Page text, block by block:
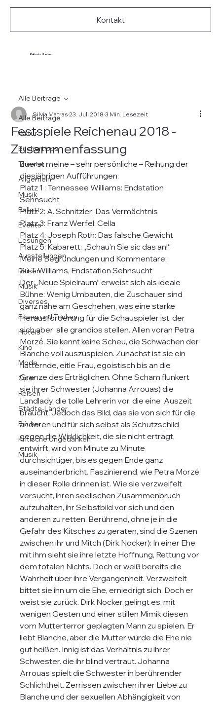
Kultur ist Leben
Kontakt
Alle Beiträge
Kultur
Büchertipps
Theater
Allgemein
Musik
Ballett
Events
Lesungen
Ausstellungen
Reisen
Musik
Diverses
Essen und Trinken
Hotels
Kino
Mode
Oper
Reisen
Städte-Länder
Bücher
Kritische Ungedanken
Musik
Alle Beiträge
Festspiele Reichenau 2018 -
Zusammenfassung
Silvia Matras 23. Juli 2018 3 Min. Lesezeit
Zuerst meine – sehr persönliche – Reihung der
diesjährigen Aufführungen:
Platz 1 : Tennessee Williams: Endstation
Sehnsucht
Platz 2: A. Schnitzler: Das Vermächtnis
Platz 3: Franz Werfel: Cella
Platz 4: Joseph Roth: Das falsche Gewicht
Platz 5: Kabarett: „Schau’n Sie sic das an!“
Meine Begründungen und Kommentare:
Zu T. Williams, Endstation Sehnsucht
Der „Neue Spielraum“ erweist sich als ideale
Bühne: Wenig Umbauten, die Zuschauer sind
ganz nahe am Geschehen, was eine starke
Herausforderung für die Schauspieler ist, der
sich aber  alle grandios stellen. Allen voran Petra
Morzé. Sie kennt keine Scheu, die Schwächen der
Blanche voll auszuspielen. Zunächst ist sie ein
flatternde, eitle Frau, egoistisch bis an die
Grenze des Erträglichen. Ohne Scham flunkert
sie ihrer Schwester (Johanna Arrouas) die
Landlady, die tolle Lehrerin vor, die eine  Auszeit
braucht. Jedoch das Bild, das sie von sich für die
anderen und für sich selbst als Schutzschild
gegen die Wirklichkeit, die sie nicht erträgt,
entwirft, wird von Minute zu Minute
durchsichtiger, bis es gegen Ende ganz
auseinanderbricht. Faszinierend, wie Petra Morzé
in dieser Rolle drinnen ist. Wie sie verzweifelt
versucht, ihren seelischen Zusammenbruch
aufzuhalten, ihr Selbstbild vor sich und den
anderen zu retten. Berührend, ohne je in die
Gefahr des Kitsches zu geraten, sind die Szenen
zwischen ihr und Mitch (Dirk Nocker): In einer Ehe
mit ihm sieht sie ihre letzte Hoffnung, Rettung vor
dem totalen Nichts. Doch er weiß bereits die
Wahrheit über ihre Vergangenheit. Verzweifelt
bittet sie ihn um die Ehe, erniedrigt sich. Doch er
weist sie zurück. Dirk Nocker gelingt es, mit
wenigen Gesten und einer stillen Mimik diesen
vom Mutterterror geplagten Mann zu spielen. Er
liebt Blanche, aber die Mutter würde die Ehe nie
gut heißen. Innig ist das Verhältnis zu ihrer
Schwester. die ihr blind vertraut. Johanna
Arrouas spielt die Schwester in berührender
Schlichtheit. Zerrissen zwischen ihrer Liebe zu
Blanche und der sexuellen Abhängigkeit von